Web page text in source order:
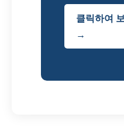
클릭하여
→